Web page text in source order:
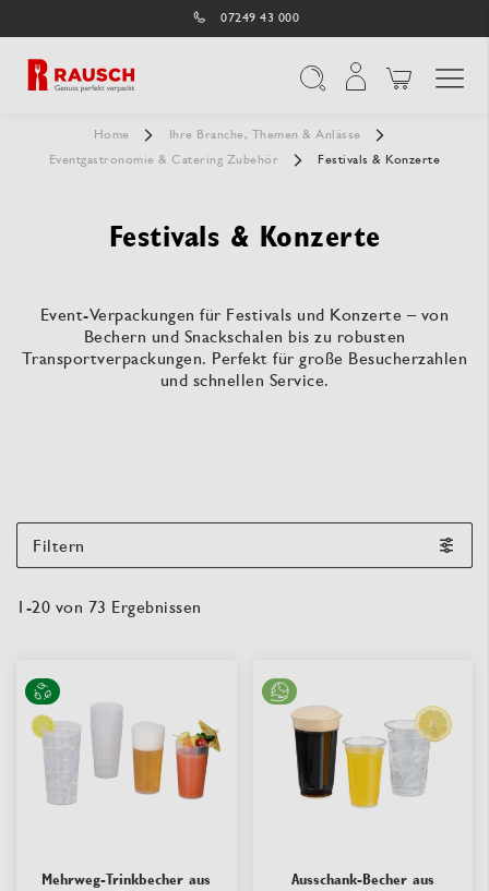
07249 43 000
Home
Ihre Branche, Themen & Anlässe
Eventgastronomie & Catering Zubehör
Festivals & Konzerte
Festivals & Konzerte
Event-Verpackungen für Festivals und Konzerte – von
Bechern und Snackschalen bis zu robusten
Transportverpackungen. Perfekt für große Besucherzahlen
und schnellen Service.
1 -20 von 73 Ergebnissen
Mehrweg-Trinkbecher aus
Ausschank-Becher aus
Filtern